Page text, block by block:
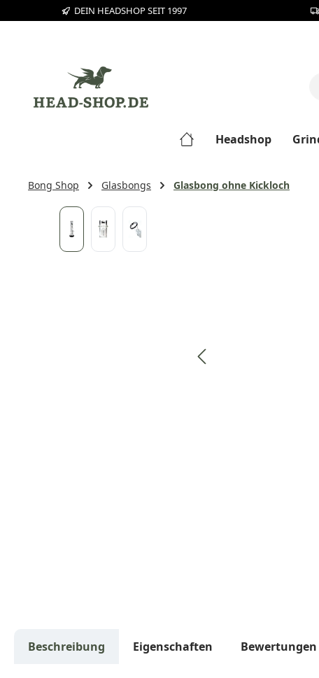
Hauptinhalt springen
Zur Suche springen
Zur Hauptnavigation springen
DEIN HEADSHOP SEIT 1997
Headshop
Bong Shop Glasbongs Glasbong ohne Kickloch
Bildergalerie überspringen
Beschreibung Eigenschaften Bewertungen